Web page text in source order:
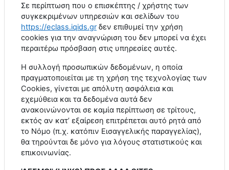
Σε περίπτωση που ο επισκέπτης / χρήστης των
συγκεκριμένων υπηρεσιών και σελίδων του
https://eclass.iqids.grδεν επιθυμεί την χρήση
cookies για την αναγνώριση του δεν μπορεί να έχει
περαιτέρω πρόσβαση στις υπηρεσίες αυτές.
Η συλλογή προσωπικών δεδομένων, η οποία
πραγματοποιείται με τη χρήση της τεχνολογίας των
Cookies, γίνεται με απόλυτη ασφάλεια και
εχεμύθεια και τα δεδομένα αυτά δεν
ανακοινώνονται σε καμία περίπτωση σε τρίτους,
εκτός αν κατ’ εξαίρεση επιτρέπεται αυτό ρητά από
το Νόμο (π.χ. κατόπιν Εισαγγελικής παραγγελίας),
θα τηρούνται δε μόνο για λόγους στατιστικούς και
επικοινωνίας.